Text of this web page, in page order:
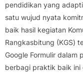
pendidikan yang
satu wujud nyata
baik hasil kegiatan
Rangkasbitung (KGS)
Google Formulir dalam
berbagi praktik baik